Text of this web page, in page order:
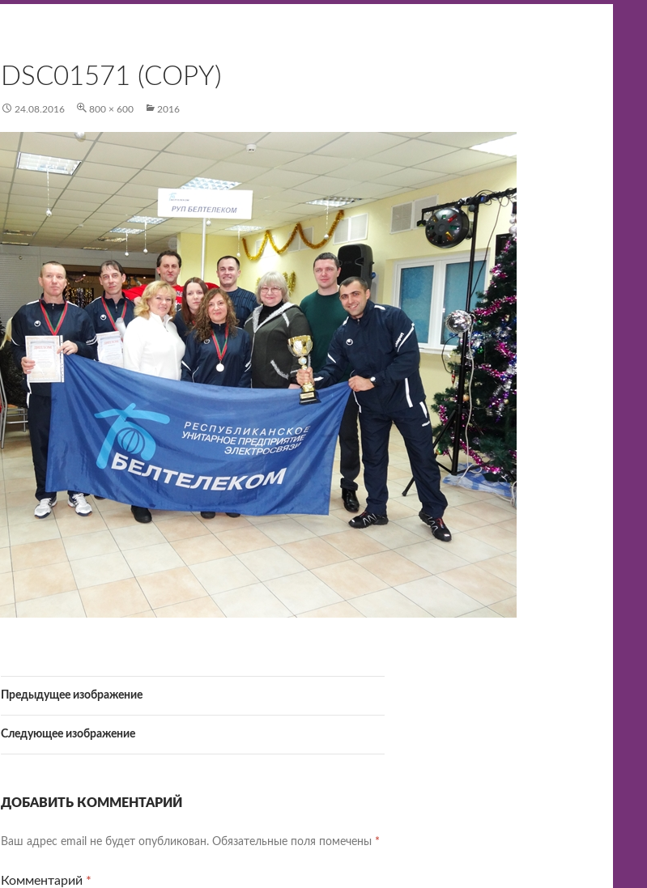
DSC01571 (COPY)
24.08.2016 800 × 600 2016
Предыдущее изображение
Следующее изображение
ДОБАВИТЬ КОММЕНТАРИЙ
Ваш адрес email не будет опубликован. Обязательные поля помечены *
Комментарий *